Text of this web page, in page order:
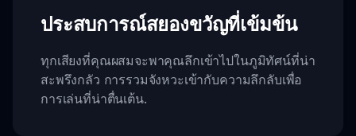
ประสบการณ์สยองขวัญที่เข้มข้น
ทุกเสียงที่คุณผสมจะพาคุณลึกเข้าไปในภูมิทัศน์ที่น่า
สะพรึงกลัว การรวมจังหวะเข้ากับความลึกลับเพื่อ
การเล่นที่น่าตื่นเต้น.